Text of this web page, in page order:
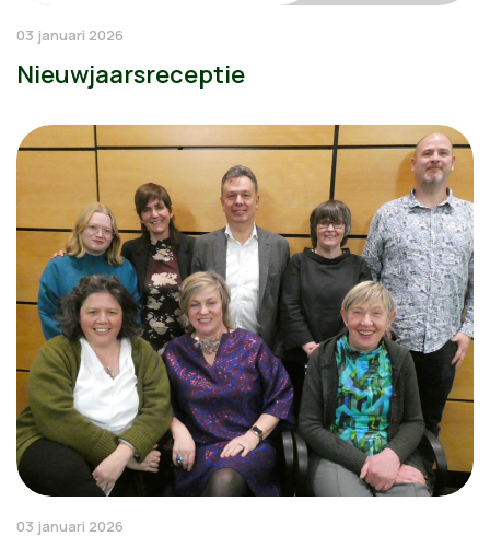
03 januari 2026
Nieuwjaarsreceptie
03 januari 2026